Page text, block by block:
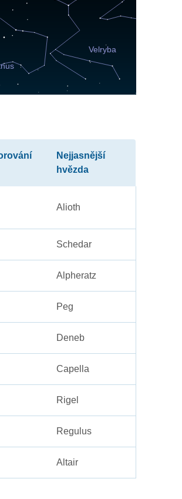
Nejjasnější
hvězda
Alioth
Schedar
Alpheratz
Peg
Deneb
Capella
Rigel
Regulus
Altair